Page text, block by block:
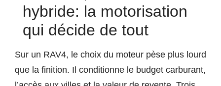
hybride: la motorisation
qui décide de tout
Sur un RAV4, le choix du moteur pèse plus lourd
que la finition. Il conditionne le budget carburant,